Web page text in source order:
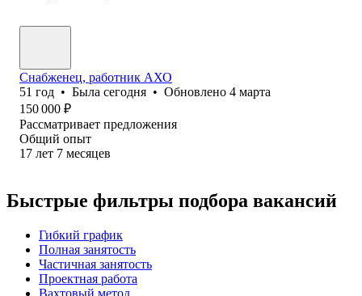
Снабженец, работник АХО
51 год • Была сегодня • Обновлено 4 марта
150 000 ₽
Рассматривает предложения
Общий опыт
17 лет 7 месяцев
Быстрые фильтры подбора вакансий
Гибкий график
Полная занятость
Частичная занятость
Проектная работа
Вахтовый метод